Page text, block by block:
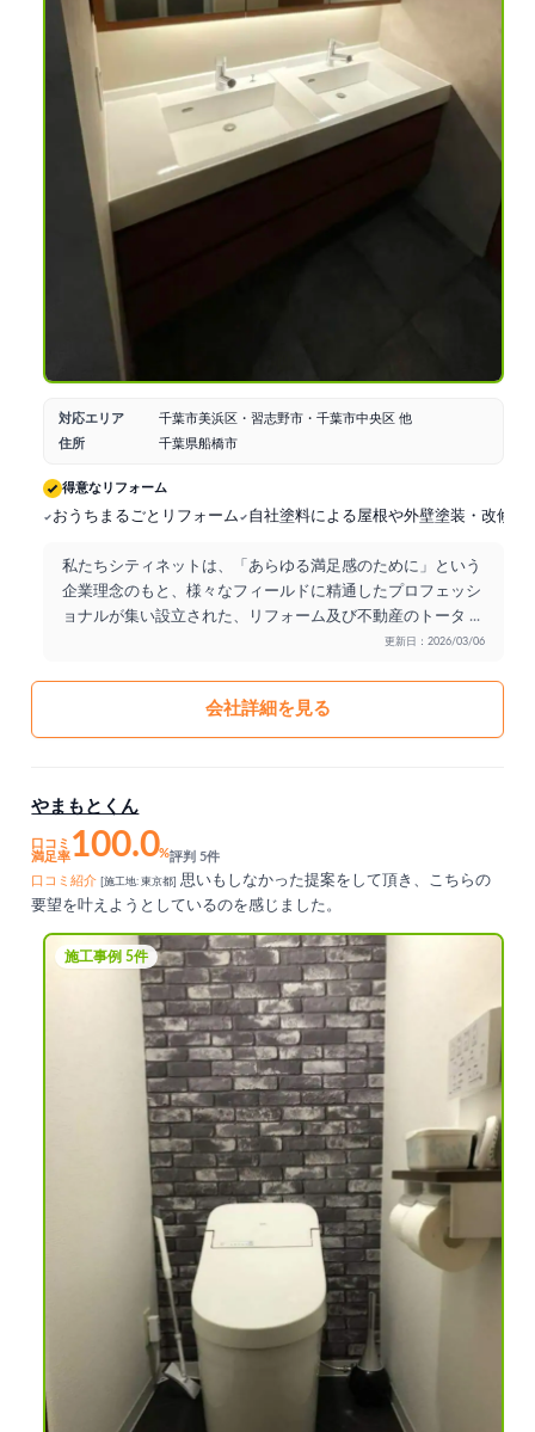
対応エリア
千葉市美浜区・習志野市・千葉市中央区 他
住所
千葉県船橋市
得意なリフォーム
おうちまるごとリフォーム 自社塗料による屋根や外壁塗装・改修工
私たちシティネットは、「あらゆる満足感のために」という
企業理念のもと、様々なフィールドに精通したプロフェッシ
ョナルが集い設立された、リフォーム及び不動産のトータ ...
更新日：2026/03/06
会社詳細を見る
やまもとくん
口コミ
満足率100.0%評判 5件
口コミ紹介
[施工地: 東京都]
思いもしなかった提案をして頂き、こちらの
要望を叶えようとしているのを感じました。
施工事例 5件